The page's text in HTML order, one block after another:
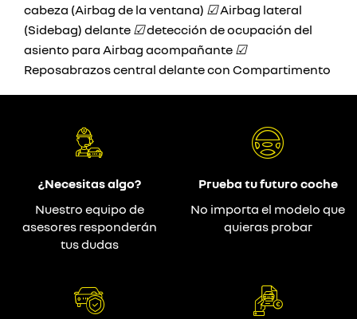
cabeza (Airbag de la ventana) ☑Airbag lateral
(Sidebag) delante ☑detección de ocupación del
asiento para Airbag acompañante ☑
Reposabrazos central delante con Compartimento
¿Necesitas algo?
Nuestro equipo de
asesores responderán
tus dudas
Prueba tu futuro coche
No importa el modelo que
quieras probar